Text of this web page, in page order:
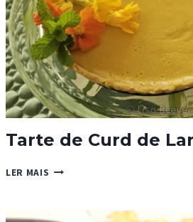
AÇÚCAR
Tarte de Curd de
LER MAIS TARTE